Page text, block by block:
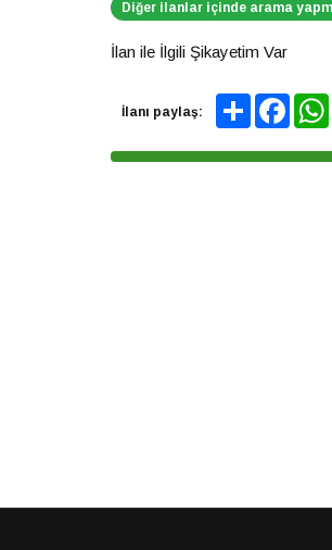
Diğer ilanlar içinde arama
İlan ile İlgili Şikayetim Var
İlanı paylaş:
Share